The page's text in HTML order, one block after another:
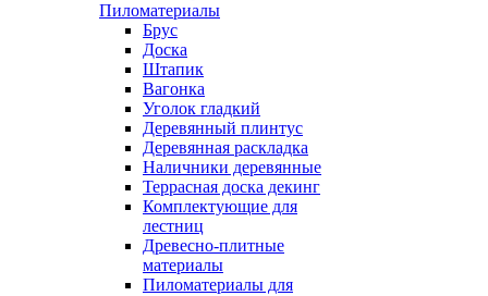
Пиломатериалы
Брус
Доска
Штапик
Вагонка
Уголок гладкий
Деревянный плинтус
Деревянная раскладка
Наличники деревянные
Террасная доска декинг
Комплектующие для
лестниц
Древесно-плитные
материалы
Пиломатериалы для